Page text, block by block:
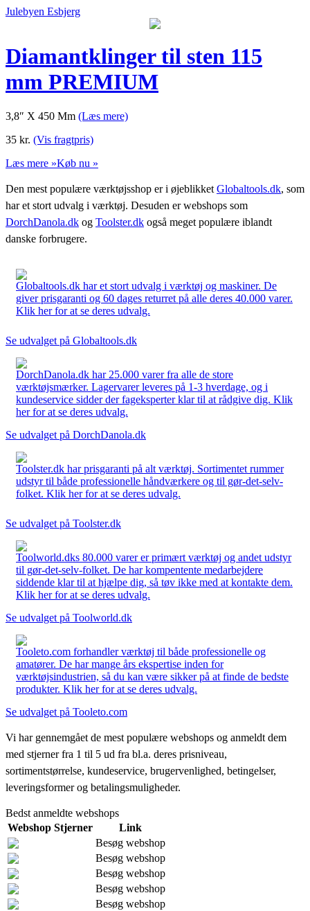
Julebyen Esbjerg
Diamantklinger til sten 115
mm PREMIUM
3,8″ X 450 Mm (Læs mere)
35 kr. (Vis fragtpris)
Læs mere »Køb nu »
Den mest populære værktøjsshop er i øjeblikket Globaltools.dk, som
har et stort udvalg i værktøj. Desuden er webshops som
DorchDanola.dk og Toolster.dk også meget populære iblandt
danske forbrugere.
Globaltools.dk har et stort udvalg i værktøj og maskiner. De
giver prisgaranti og 60 dages returret på alle deres 40.000 varer.
Klik her for at se deres udvalg.
Se udvalget på Globaltools.dk
DorchDanola.dk har 25.000 varer fra alle de store
værktøjsmærker. Lagervarer leveres på 1-3 hverdage, og i
kundeservice sidder der fageksperter klar til at rådgive dig. Klik
her for at se deres udvalg.
Se udvalget på DorchDanola.dk
Toolster.dk har prisgaranti på alt værktøj. Sortimentet rummer
udstyr til både professionelle håndværkere og til gør-det-selv-
folket. Klik her for at se deres udvalg.
Se udvalget på Toolster.dk
Toolworld.dks 80.000 varer er primært værktøj og andet udstyr
til gør-det-selv-folket. De har kompentente medarbejdere
siddende klar til at hjælpe dig, så tøv ikke med at kontakte dem.
Klik her for at se deres udvalg.
Se udvalget på Toolworld.dk
Tooleto.com forhandler værktøj til både professionelle og
amatører. De har mange års ekspertise inden for
værktøjsindustrien, så du kan være sikker på at finde de bedste
produkter. Klik her for at se deres udvalg.
Se udvalget på Tooleto.com
Vi har gennemgået de mest populære webshops og anmeldt dem
med stjerner fra 1 til 5 ud fra bl.a. deres prisniveau,
sortimentstørrelse, kundeservice, brugervenlighed, betingelser,
leveringsformer og betalingsmuligheder.
Bedst anmeldte webshops
Webshop Stjerner
Link
Besøg webshop
Besøg webshop
Besøg webshop
Besøg webshop
Besøg webshop